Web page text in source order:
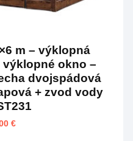
m – výklopná
výklopné okno –
dvojspádová
+ zvod vody
€